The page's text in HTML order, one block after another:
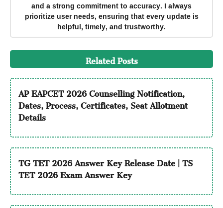
and a strong commitment to accuracy. I always
prioritize user needs, ensuring that every update is
helpful, timely, and trustworthy.
Related Posts
AP EAPCET 2026 Counselling Notification,
Dates, Process, Certificates, Seat Allotment
Details
TG TET 2026 Answer Key Release Date | TS
TET 2026 Exam Answer Key